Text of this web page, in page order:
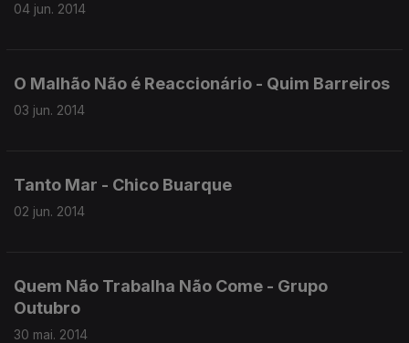
04 jun. 2014
O Malhão Não é Reaccionário - Quim Barreiros
03 jun. 2014
Tanto Mar - Chico Buarque
02 jun. 2014
Quem Não Trabalha Não Come - Grupo
Outubro
30 mai. 2014